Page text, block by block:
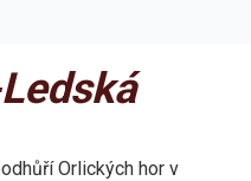
Orlických hor v